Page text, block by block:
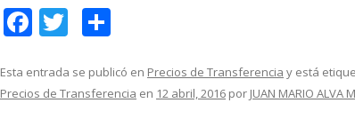
F
e
b
T
itt
er
m
p
Esta entrada se publicó en Precios de Transferencia y está
Precios de Transferencia en 12 abril, 2016 por JUAN MARIO ALVA